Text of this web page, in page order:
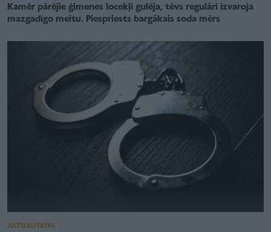
Kamēr pārējie ģimenes locekļi gulēja, tēvs regulāri izvaroja
mazgadīgo meitu. Piespriests bargākais soda mērs
AKTUALITĀTES